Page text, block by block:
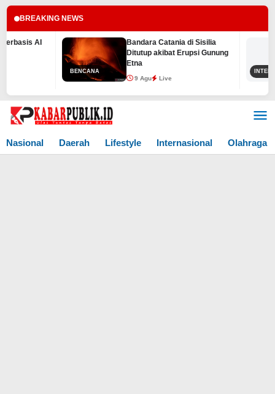
BREAKING NEWS
Bandara Catania di Sisilia
Ditutup akibat Erupsi Gunung
Etna
9 Agu Live
INTERNASIONAL
Lewati
Nasional
Daerah Lifestyle Internasional Olahraga